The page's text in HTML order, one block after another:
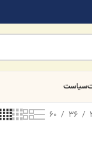
سیاست
36
60